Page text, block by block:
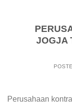
JOGJA
Perusahaan